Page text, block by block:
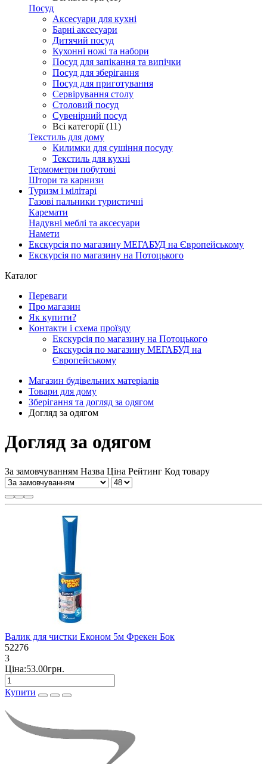
Посуд
Аксесуари для кухні
Барні аксесуари
Дитячий посуд
Кухонні ножі та набори
Посуд для запікання та випічки
Посуд для зберігання
Посуд для приготування
Сервірування столу
Столовий посуд
Сувенірний посуд
Всі категорії (11)
Текстиль для дому
Килимки для сушіння посуду
Текстиль для кухні
Термометри побутові
Штори та карнизи
Туризм і мілітарі
Газові пальники туристичні
Каремати
Надувні меблі та аксесуари
Намети
Екскурсія по магазину МЕГАБУД на Європейському
Екскурсія по магазину на Потоцького
Каталог
Переваги
Про магазин
Як купити?
Контакти і схема проїзду
Екскурсія по магазину на Потоцького
Екскурсія по магазину МЕГАБУД на
Європейському
Магазин будівельних матеріалів
Товари для дому
Зберігання та догляд за одягом
Догляд за одягом
Догляд за одягом
За замовчуванням Назва Ціна Рейтинг Код товару
Валик для чистки Економ 5м Фрекен Бок
52276
3
Ціна:53.00грн.
Купити